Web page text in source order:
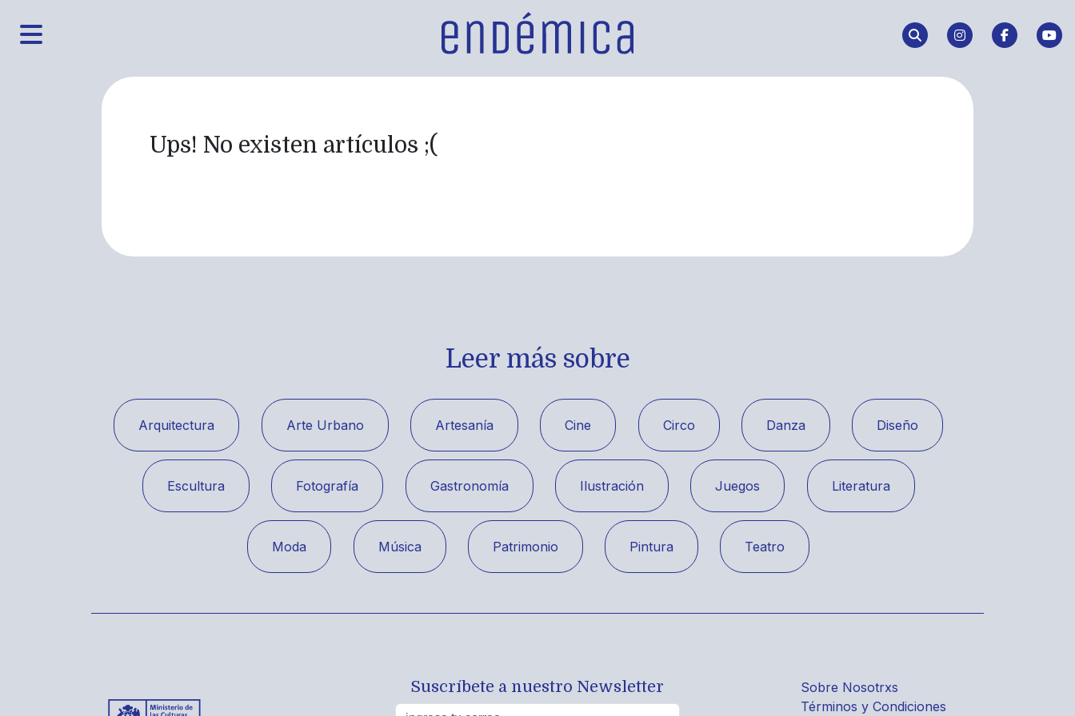
Ups! No existen artículos ;(
Leer más sobre
Arquitectura Arte Urbano Artesanía Cine Circo Danza Diseño
Escultura Fotografía Gastronomía Ilustración Juegos Literatura
Moda Música Patrimonio Pintura Teatro
Suscríbete a nuestro Newsletter
Sobre Nosotrxs
Términos y Condiciones